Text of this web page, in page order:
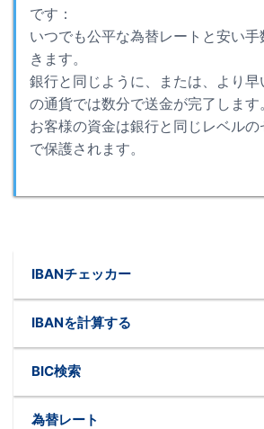
です：
いつでも公平な為替レートと安い
きます。
銀行と同じように、または、より早
の通貨では数分で送金が完了します
お客様の資金は銀行と同じレベルの
で保護されます。
IBANチェッカー
IBANを計算する
BIC検索
為替レート